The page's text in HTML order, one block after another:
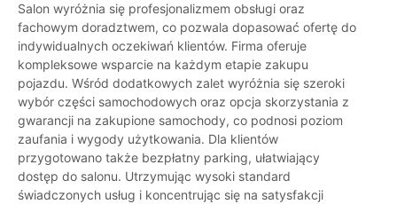
Salon wyróżnia się profesjonalizmem obsługi oraz
fachowym doradztwem, co pozwala dopasować ofertę do
indywidualnych oczekiwań klientów. Firma oferuje
kompleksowe wsparcie na każdym etapie zakupu
pojazdu. Wśród dodatkowych zalet wyróżnia się szeroki
wybór części samochodowych oraz opcja skorzystania z
gwarancji na zakupione samochody, co podnosi poziom
zaufania i wygody użytkowania. Dla klientów
przygotowano także bezpłatny parking, ułatwiający
dostęp do salonu. Utrzymując wysoki standard
świadczonych usług i koncentrując się na satysfakcji